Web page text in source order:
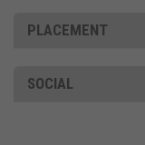
PLACEMENT
SOCIAL